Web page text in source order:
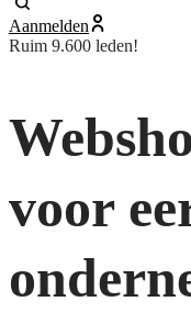
Aanmelden
Ruim 9.600 leden!
voor